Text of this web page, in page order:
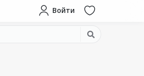
Войти